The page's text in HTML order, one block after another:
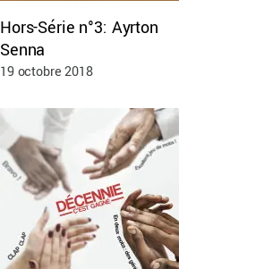
Hors-Série n°3: Ayrton
Senna
19 octobre 2018